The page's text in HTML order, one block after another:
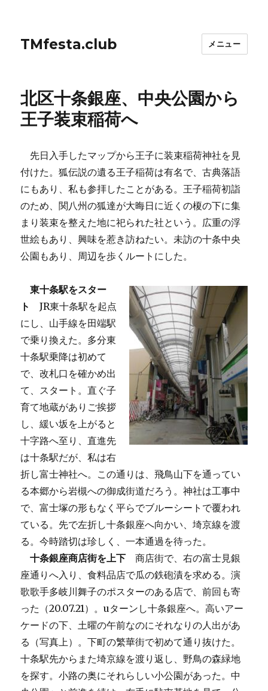
TMfesta.club メニュー
北区十条銀座、中央公園から
王子装束稲荷へ
先日入手したマップから王子に装束稲荷神社を見
付けた。狐伝説の遺る王子稲荷は有名で、古典落語
にもあり、私も参拝したことがある。王子稲荷初詣
のため、関八州の狐達が大晦日に近くの榎の下に集
まり装束を整えた地に祀られた社という。広重の浮
世絵もあり、興味を惹き訪ねたい。未訪の十条中央
公園もあり、周辺を歩くルートにした。
東十条駅をスター
ト
JR東十条駅を起点
にし、山手線を田端駅
で乗り換えた。多分東
十条駅乗降は初めて
で、改札口を確かめ出
て、スタート。直ぐ子
育て地蔵がありご挨拶
し、緩い坂を上がると
十字路へ至り、直進先
は十条駅だが、私は右
折し富士神社へ。この通りは、飛鳥山下を通ってい
る本郷から岩槻への御成街道だろう。神社は工事中
で、富士塚の形もなく平らでブルーシートで覆われ
ている。先で左折し十条銀座へ向かい、埼京線を渡
る。今時踏切は珍しく、一本通過を待った。
十条銀座商店街を上下 商店街で、右の富士見銀
座通りへ入り、食料品店で瓜の鉄砲漬を求める。演
歌歌手多岐川舞子のポスターのある店で、前回も寄
った（20.07.21）。uターンし十条銀座へ。高いアー
ケードの下、土曜の午前なのにそれなりの人出があ
る（写真上）。下町の繁華街で初めて通り抜けた。
十条駅先からまた埼京線を渡り返し、野鳥の森緑地
を探す。小路の奥にそれらしい小公園があった。中